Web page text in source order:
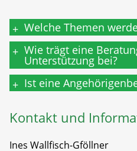
+ Welche Themen
+ Wie trägt eine
Unterstützung bei?
+ Ist eine
Kontakt und
Ines Wallfisch-Gföllner